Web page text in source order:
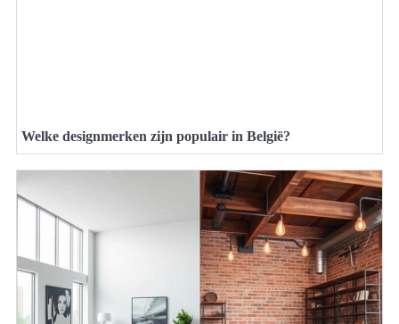
Welke designmerken zijn populair in België?